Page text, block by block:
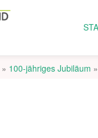
» 100-jähriges Jubiläum »